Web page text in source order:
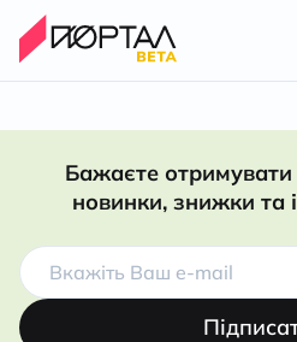
Бажаєте
новинки, знижки та